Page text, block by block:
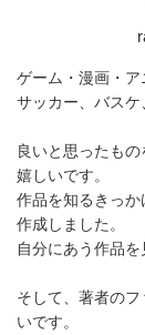
ゲーム・漫画・ア
サッカー、バスケ
良いと思ったも
嬉しいです。
作品を知るきっ
作成しました。
自分にあう作品を
そして、著者の
いです。